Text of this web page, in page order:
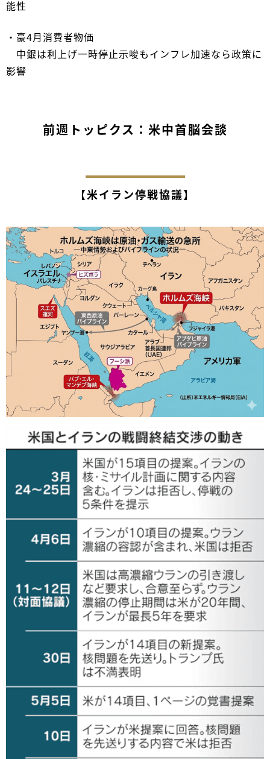
能性
・豪4月消費者物価
中銀は利上げ一時停止示唆もインフレ加速なら政策に
影響
前週トッピクス：米中首脳会談
【米イラン停戦協議】